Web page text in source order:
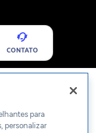
CONTATO
para
personalizar